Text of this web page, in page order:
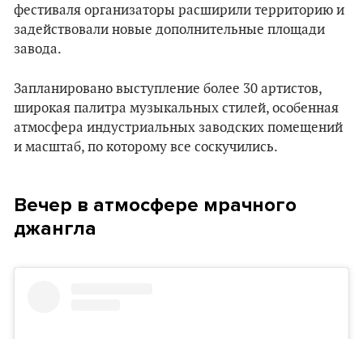
фестиваля организаторы расширили территорию и
задействовали новые дополнительные площади
завода.
Запланировано выступление более 30 артистов,
широкая палитра музыкальных стилей, особенная
атмосфера индустриальных заводских помещений
и масштаб, по которому все соскучились.
Вечер в атмосфере мрачного
джангла